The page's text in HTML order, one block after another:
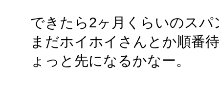
できたら2ヶ月くらいのス
まだホイホイさんとか順番
ょっと先になるかなー。